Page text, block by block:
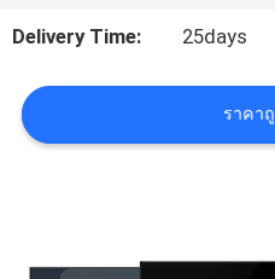
เรา
ทัวร์
โรงงาน
Delivery Time: 25days
ราคา